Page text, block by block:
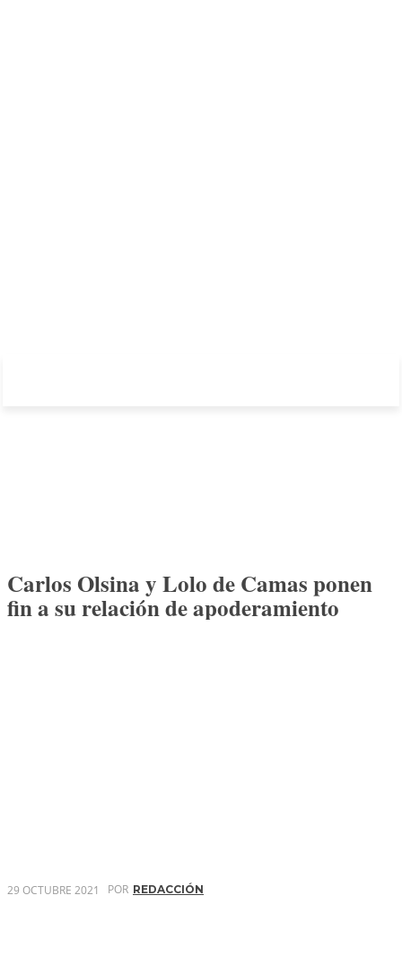
Carlos Olsina y Lolo de Camas ponen
fin a su relación de apoderamiento
29 OCTUBRE 2021 POR REDACCIÓN